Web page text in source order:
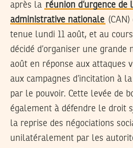
après la réunion d’urgence de
administrative nationale (CAN)
tenue lundi 11 août, et au
décidé d’organiser une grande
août en réponse aux attaques
aux campagnes d’incitation à
par le pouvoir. Cette levée de
également à défendre le droit
la reprise des négociations
unilatéralement par les